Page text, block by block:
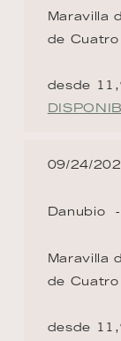
Maravilla
de
desde
09/24/
Danubio
Maravilla
de
desde